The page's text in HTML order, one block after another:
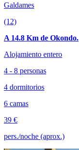
Galdames
(12)
A 14.8 Km de Okondo.
Alojamiento entero
4 - 8 personas
4 dormitorios
6 camas
39 €
pers./noche (aprox.)